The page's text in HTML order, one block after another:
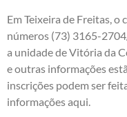
Em Teixeira de Freitas,
números (73) 3165-
a unidade de Vitória da
e outras informações
inscrições podem ser
informações aqui.